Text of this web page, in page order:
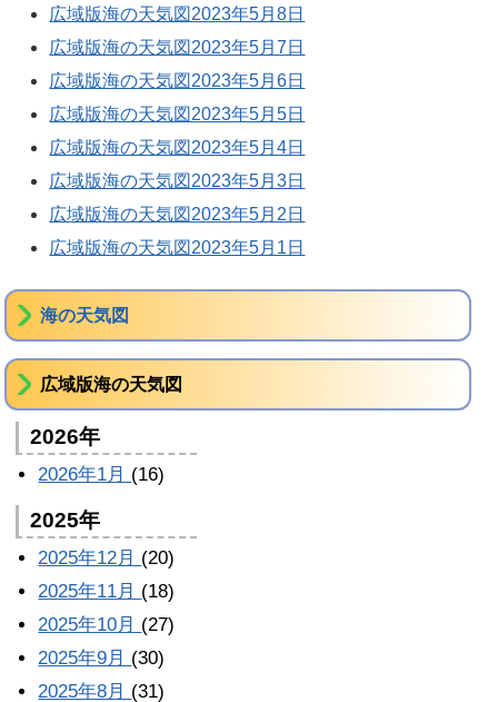
広域版海の天気図2023年5月8日
広域版海の天気図2023年5月7日
広域版海の天気図2023年5月6日
広域版海の天気図2023年5月5日
広域版海の天気図2023年5月4日
広域版海の天気図2023年5月3日
広域版海の天気図2023年5月2日
広域版海の天気図2023年5月1日
海の天気図
広域版海の天気図
2026年
2026年1月 (16)
2025年
2025年12月 (20)
2025年11月 (18)
2025年10月 (27)
2025年9月 (30)
2025年8月 (31)